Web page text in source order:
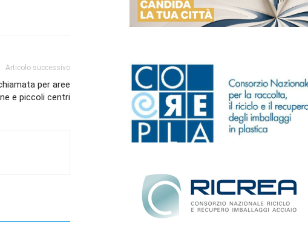
Articolo successivo
per aree
e piccoli centri